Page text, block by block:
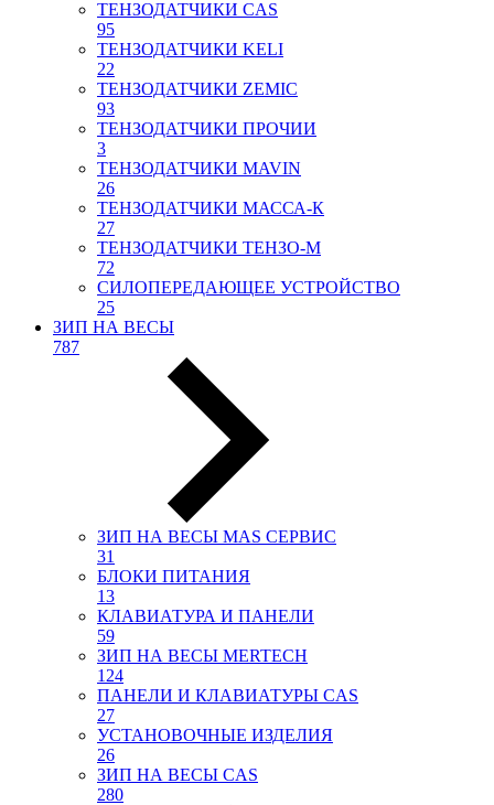
ТЕНЗОДАТЧИКИ CAS
95
ТЕНЗОДАТЧИКИ KELI
22
ТЕНЗОДАТЧИКИ ZEMIC
93
ТЕНЗОДАТЧИКИ ПРОЧИИ
3
ТЕНЗОДАТЧИКИ MAVIN
26
ТЕНЗОДАТЧИКИ МАССА-К
27
ТЕНЗОДАТЧИКИ ТЕНЗО-М
72
СИЛОПЕРЕДАЮЩЕЕ УСТРОЙСТВО
25
ЗИП НА ВЕСЫ
787
ЗИП НА ВЕСЫ МАS СЕРВИС
31
БЛОКИ ПИТАНИЯ
13
КЛАВИАТУРА И ПАНЕЛИ
59
ЗИП НА ВЕСЫ MERTECH
124
ПАНЕЛИ И КЛАВИАТУРЫ CAS
27
УСТАНОВОЧНЫЕ ИЗДЕЛИЯ
26
ЗИП НА ВЕСЫ CAS
280